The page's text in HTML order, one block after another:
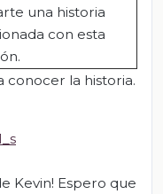
una historia
con esta
conocer la historia.
Kevin! Espero que